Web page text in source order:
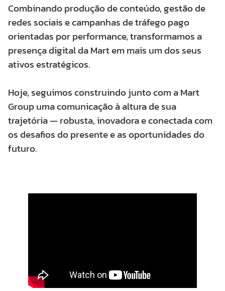
Combinando produção de conteúdo, gestão de
redes sociais e campanhas de tráfego pago
orientadas por performance, transformamos a
presença digital da Mart em mais um dos seus
ativos estratégicos.
Hoje, seguimos construindo junto com a Mart
Group uma comunicação à altura de sua
trajetória — robusta, inovadora e conectada com
os desafios do presente e as oportunidades do
futuro.